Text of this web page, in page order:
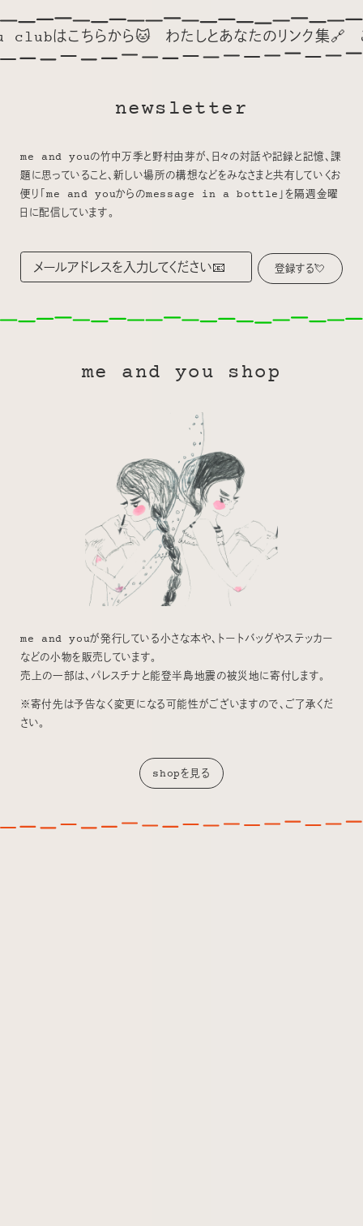
わたしとあなたのリンク集🔗 ごゆっくり🦢🍂 ❤️特集
newsletter
me and youの竹中万季と野村由芽が、日々の対話や記録と記憶、課
題に思っていること、新しい場所の構想などをみなさまと共有していくお
便り「me and youからのmessage in a bottle」を隔週金曜
日に配信しています。
me and you shop
me and youが発行している小さな本や、トートバッグやステッカー
などの小物を販売しています。
売上の一部は、パレスチナと能登半島地震の被災地に寄付します。
※寄付先は予告なく変更になる可能性がございますので、ご了承くだ
さい。
shopを見る